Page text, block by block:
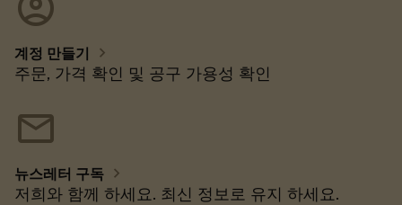
계정 만들기 chevron_right
주문, 가격 확인 및 공구 가용성 확인
mail
뉴스레터 구독 chevron_right
저희와 함께 하세요. 최신 정보로 유지 하세요.